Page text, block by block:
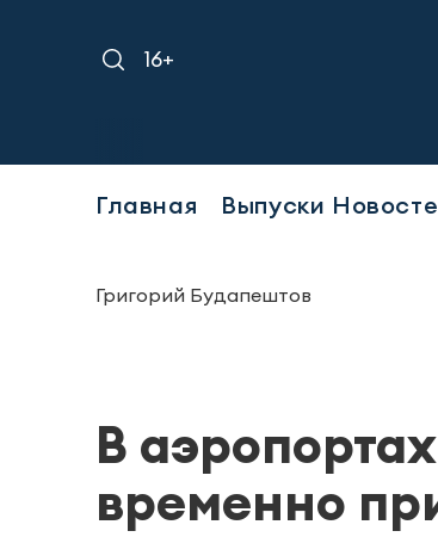
16+
Главная Выпуски
Григорий Будапештов
В
временно